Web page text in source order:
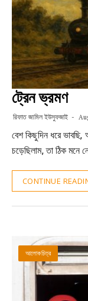
ট্রেন ভ্রমণ
রিফাত জামিল ইউসুফজাই
বেশ কিছুদিন ধরে
চড়েছিলাম, তা ঠিক মনে
CONTINUE
আলোকচিত্র